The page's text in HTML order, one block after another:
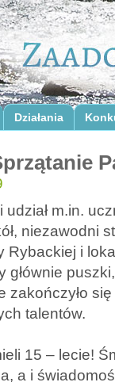
Działania
udział m.in.
niezawodni
Rybackiej i
głównie
zakończyło
talentów.
15 – lecie!
a i